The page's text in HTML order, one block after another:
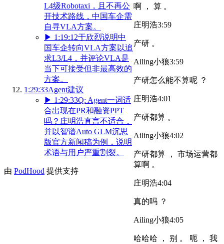
L4级Robotaxi，且不再公
开技术路线，中国车企需
自寻VLA方案。
▶ 1:19:12于欣烈说明中
国车企转向VLA方案以追
求L3/L4，并评论VLA是
当下可接受但非最高效的
方案。
1:29:33Agent建议
▶ 1:29:33Q: Agent一词适
合出现在PR和融资PPT
吗？庄明浩直言不适合，
并以智谱Auto GLM沉思
版官方新闻稿为例，说明
术语与用户严重割裂。
由 PodHood 提供支持
啊 ， 算 。
庄明浩3:59
产研 。
Ailing小狼3:59
产研怎么能不算呢 ？
庄明浩4:01
产研都算 。
Ailing小狼4:02
产研都算 ， 市场运营都
算啊 。
庄明浩4:04
真的吗 ？
Ailing小狼4:05
哈哈哈 ， 别 。 呃 ， 我